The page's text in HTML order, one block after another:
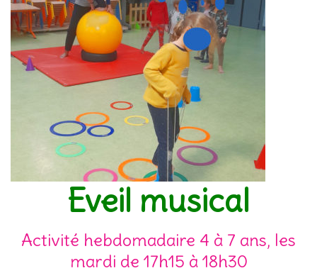
Eveil musical
Activité hebdomadaire 4 à 7 ans, les
mardi de 17h15 à 18h30